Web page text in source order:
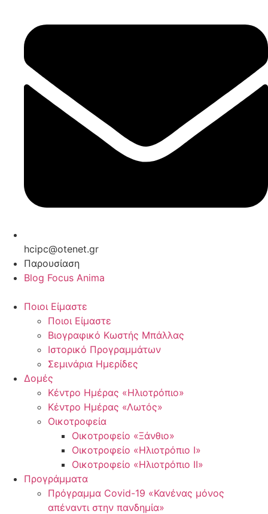
hcipc@otenet.gr
Παρουσίαση
Blog Focus Anima
Ποιοι Είμαστε
Ποιοι Είμαστε
Βιογραφικό Κωστής Μπάλλας
Ιστορικό Προγραμμάτων
Σεμινάρια Ημερίδες
Δομές
Κέντρο Ημέρας «Ηλιοτρόπιο»
Κέντρο Ημέρας «Λωτός»
Οικοτροφεία
Οικοτροφείο «Ξάνθιο»
Οικοτροφείο «Ηλιοτρόπιο Ι»
Οικοτροφείο «Ηλιοτρόπιο ΙΙ»
Προγράμματα
Πρόγραμμα Covid-19 «Κανένας μόνος
απέναντι στην πανδημία»